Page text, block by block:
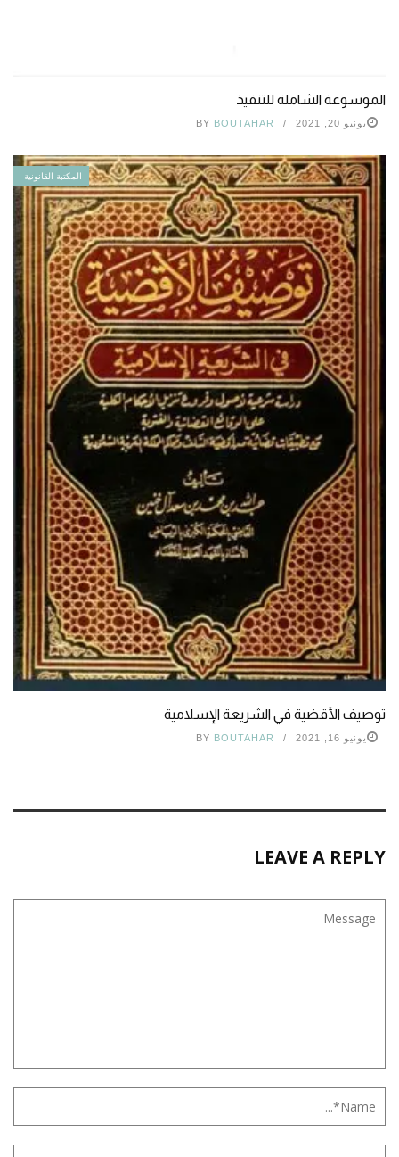
الموسوعة الشاملة للتنفيذ
يونيو 20, 2021 BY BOUTAHAR
المكتبة القانونية
توصيف الأقضية في الشريعة الإسلامية
يونيو 16, 2021 BY BOUTAHAR
LEAVE A REPLY